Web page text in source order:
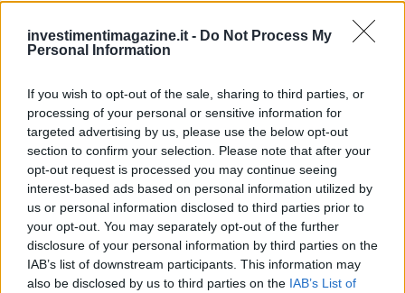
investimentimagazine.it - Do Not Process My
Personal Information
If you wish to opt-out of the sale, sharing to third parties, or
processing of your personal or sensitive information for
targeted advertising by us, please use the below opt-out
section to confirm your selection. Please note that after your
opt-out request is processed you may continue seeing
interest-based ads based on personal information utilized by
us or personal information disclosed to third parties prior to
your opt-out. You may separately opt-out of the further
disclosure of your personal information by third parties on the
IAB’s list of downstream participants. This information may
also be disclosed by us to third parties on the IAB’s List of
materie prime
Andrea Innocenti · 6 Ago 2026
NEWS